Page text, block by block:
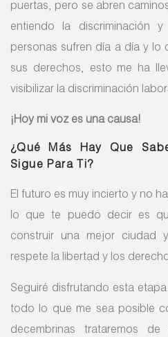
puertas, pero se abren
entiendo la discriminación
personas sufren día a día y lo
sus derechos, esto me ha
visibilizar la discriminación
¡Hoy mi voz es una causa!
¿Qué Más Hay Que
Sigue Para Ti?
El futuro es muy incierto y no
lo que te puedo decir es
construir una mejor
respete la libertad y los
Seguiré disfrutando esta
todo lo que me sea posible
decembrinas trataremos